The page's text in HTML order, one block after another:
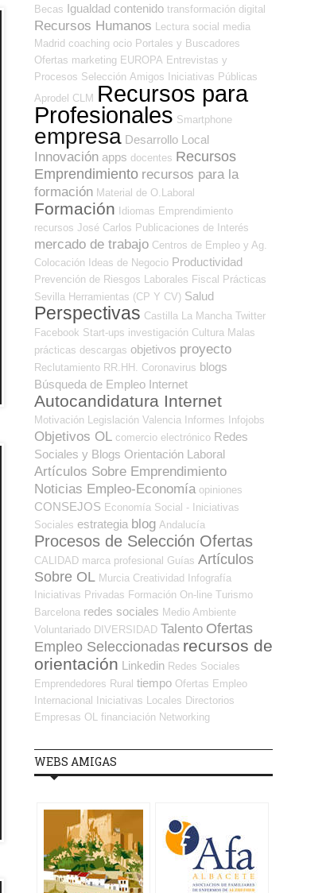
Becas Igualdad contenido transformación digital
Recursos Humanos Lectura social media
Madrid coaching ocio Portales y Buscadores
Ofertas marketing EUROPA Entrevistas y
Procesos Selección Amigos
Iniciativas Públicas
Aprodel CLM Recursos para
Profesionales Smartphone
empresa Desarrollo Local
Innovación apps docentes Recursos
Emprendimiento recursos para la
formación Material de O.Laboral
Formación Idiomas Emprendimiento
recursos José Carlos Publicaciones de Interés
mercado de trabajo Centros de Empleo y Ag.
Colocación
Ideas de Negocio Productividad
Prevención de Riesgos Laborales Fiscal
Prácticas
Sevilla Herramientas (CP Y CV) Salud
Perspectivas Castilla La Mancha Twitter
Facebook Start-ups investigación Cultura Malas
prácticas descargas objetivos proyecto
Reclutamiento RR.HH. Coronavirus blogs
Búsqueda de Empleo Internet
Autocandidatura Internet
Motivación Legislación Valencia Informes Infojobs
Objetivos OL comercio electrónico Redes
Sociales y Blogs Orientación Laboral
Artículos Sobre Emprendimiento
Noticias Empleo-Economía opiniones
CONSEJOS Economía Social - Iniciativas
Sociales estrategia blog Andalucía
Procesos de Selección Ofertas
CALIDAD marca profesional Guías Artículos
Sobre OL Murcia Creatividad
Infografía
Iniciativas Privadas Formación On-line Turismo
Barcelona redes sociales Medio Ambiente
Voluntariado DIVERSIDAD Talento Ofertas
Empleo Seleccionadas recursos de
orientación Linkedin Redes Sociales
Emprendedores Rural tiempo Ofertas Empleo
Internacional
Iniciativas Locales Directorios
Empresas OL
financiación Networking
WEBS AMIGAS